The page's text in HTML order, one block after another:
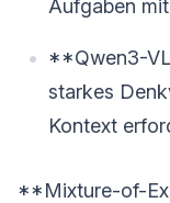
Aufgaben
**Qwen3-
starkes
Kontext
**Mixture-of-